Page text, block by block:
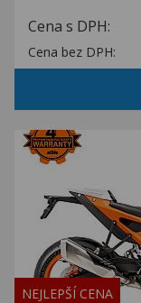
Cena s DPH:
Cena bez DPH:
NEJLEPŠÍ CENA